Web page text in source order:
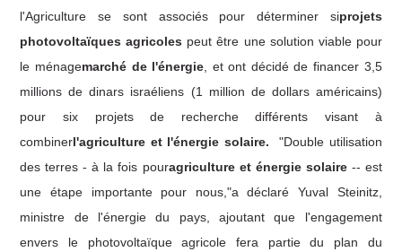
l'Agriculture se sont associés pour déterminer siprojets
photovoltaïques agricoles peut être une solution viable pour
le ménagemarché de l'énergie , et ont décidé de financer 3,5
millions de dinars israéliens (1 million de dollars américains)
pour six projets de recherche différents visant à
combinerl'agriculture et l'énergie solaire. "Double utilisation
des terres - à la fois pouragriculture et énergie solaire-- est
une étape importante pour nous,"a déclaré Yuval Steinitz,
ministre de l'énergie du pays, ajoutant que l'engagement
envers le photovoltaïque agricole fera partie du plan du